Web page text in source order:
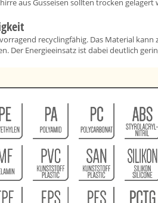
aus Gusseisen sollten trocken
recyclingfähig. Das Material
Der Energieeinsatz ist dabei deutlich